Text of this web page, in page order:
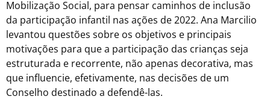
Mobilização Social, para pensar caminhos de inclusão
da participação infantil nas ações de 2022. Ana Marcilio
levantou questões sobre os objetivos e principais
motivações para que a participação das crianças seja
estruturada e recorrente, não apenas decorativa, mas
que influencie, efetivamente, nas decisões de um
Conselho destinado a defendê-las.